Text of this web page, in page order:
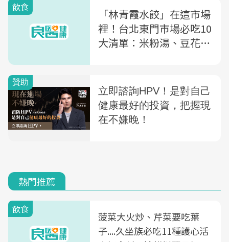
飲食
「林青霞水餃」在這市場
裡！台北東門市場必吃10
大清單：米粉湯、豆花...
熱門推薦
飲食
菠菜大火炒、芹菜要吃葉
子....久坐族必吃11種護心活